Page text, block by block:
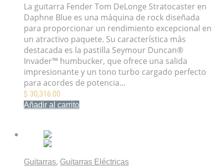
La guitarra Fender Tom DeLonge Stratocaster en
Daphne Blue es una máquina de rock diseñada
para proporcionar un rendimiento excepcional en
un atractivo paquete. Su característica más
destacada es la pastilla Seymour Duncan®
Invader™ humbucker, que ofrece una salida
impresionante y un tono turbo cargado perfecto
para acordes de potencia…
$ 30,316.00
Añadir al carrito
Guitarras, Guitarras Eléctricas